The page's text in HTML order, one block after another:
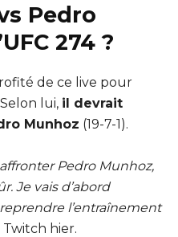
Pedro
274 ?
de ce live pour
lui, il devrait
Munhoz (19-7-1).
Pedro Munhoz,
Je vais d’abord
l’entraînement
hier.